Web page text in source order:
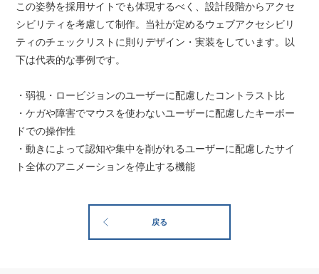
この姿勢を採用サイトでも体現するべく、設計段階からアクセ
シビリティを考慮して制作。当社が定めるウェブアクセシビリ
ティのチェックリストに則りデザイン・実装をしています。以
下は代表的な事例です。
・弱視・ロービジョンのユーザーに配慮したコントラスト比
・ケガや障害でマウスを使わないユーザーに配慮したキーボー
ドでの操作性
・動きによって認知や集中を削がれるユーザーに配慮したサイ
ト全体のアニメーションを停止する機能
戻る